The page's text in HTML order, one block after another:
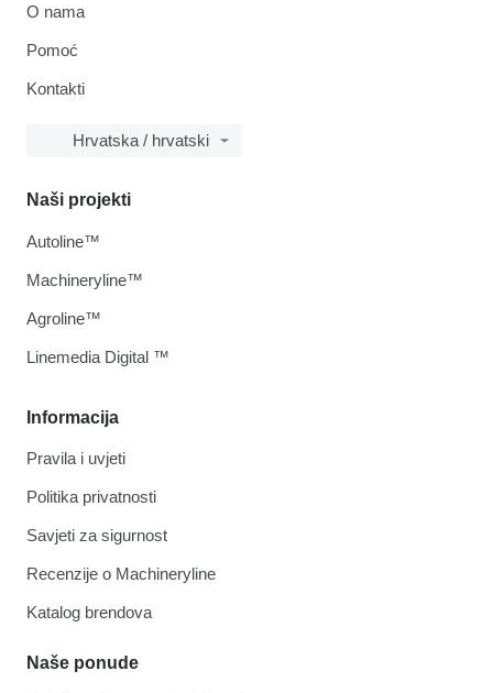
O nama
Pomoć
Kontakti
Hrvatska / hrvatski
Informacija
Pravila i uvjeti
Politika privatnosti
Savjeti za sigurnost
Recenzije o Machineryline
Katalog brendova
Naše ponude
Naši projekti
Autoline™
Machineryline™
Agroline™
Linemedia Digital ™